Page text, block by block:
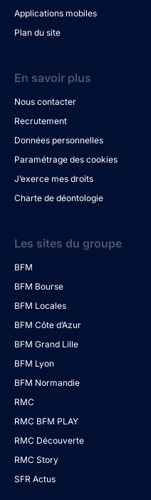
Applications mobiles
Plan du site
En savoir plus
Nous contacter
Recrutement
Données personnelles
Paramétrage des cookies
J’exerce mes droits
Charte de déontologie
Les sites du groupe
BFM
BFM Bourse
BFM Locales
BFM Côte d’Azur
BFM Grand Lille
BFM Lyon
BFM Normandie
RMC
RMC BFM PLAY
RMC Découverte
RMC Story
SFR Actus